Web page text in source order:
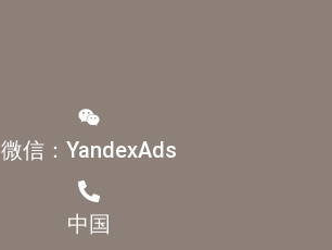
微信：YandexAds
中国